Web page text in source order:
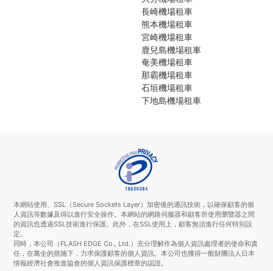
長崎機場租車
熊本機場租車
宮崎機場租車
鹿兒島機場租車
奄美機場租車
那霸機場租車
石垣機場租車
下地島機場租車
本網站使用、SSL（Secure Sockets Layer）加密後的通訊技術，以確保顧客的個
人資訊等數據及得以進行安全操作。本網站的網路伺服器和顧客所使用瀏覽器之間
的資訊也透過SSL技術進行保護。此外，在SSL使用上，顧客無須進行任何特別設
定。
同時，本公司（FLASH EDGE Co., Ltd.）充分理解作為個人資訊處理者的使命和責
任，在萬全的措施下，力求保護顧客的個人資訊。本公司也獲得一般財團法人日本
情報經濟社會推進協會的個人資訊保護標章的認證。